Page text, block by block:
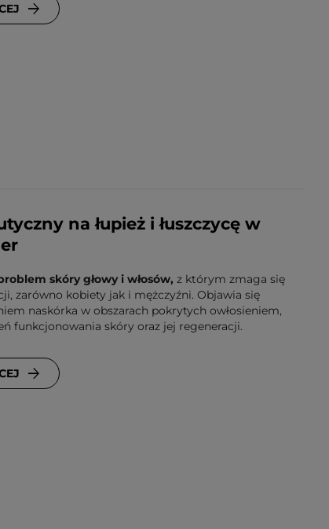
na łupież i łuszczycę w
skóry głowy i włosów, z którym zmaga się
zarówno kobiety jak i mężczyźni. Objawia się
naskórka w obszarach pokrytych owłosieniem,
funkcjonowania skóry oraz jej regeneracji.